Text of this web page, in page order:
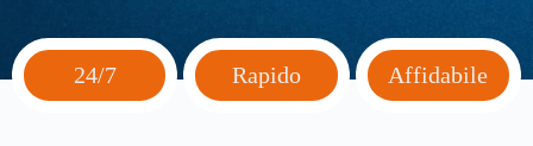
24/7 Rapido Affidabile